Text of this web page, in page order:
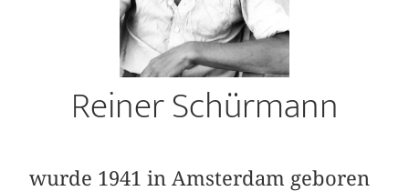
Reiner Schürmann
wurde 1941 in Amsterdam geboren